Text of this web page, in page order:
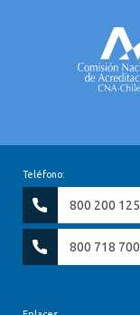
Teléfono:
800 200 125
800 718 700